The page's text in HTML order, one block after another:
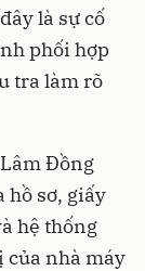
là sự cố
phối hợp
tra làm rõ
Đồng
hồ sơ, giấy
hệ thống
của nhà máy